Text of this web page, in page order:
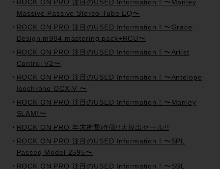
ROCK ON PRO 注目のUSED Information！〜Manley
Massive Passive Stereo Tube EQ〜
ROCK ON PRO 注目のUSED Information！〜Grace
Design m904 mastering pack+RCU〜
ROCK ON PRO 注目のUSED Information！〜Artist
Control V2〜
ROCK ON PRO 注目のUSED Information！〜Antelope
Isochrone OCX-V 〜
ROCK ON PRO 注目のUSED Information！〜Manley
SLAM!〜
ROCK ON PRO 年末衝撃特価!!大放出セール!!
ROCK ON PRO 注目のUSED Information！〜SPL
Passeq Model 2595〜
ROCK ON PRO 注目のUSED Information！〜SSL